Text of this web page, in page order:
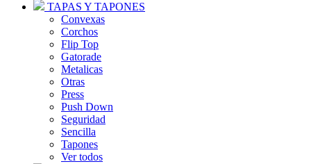
TAPAS Y TAPONES
Convexas
Corchos
Flip Top
Gatorade
Metalicas
Otras
Press
Push Down
Seguridad
Sencilla
Tapones
Ver todos